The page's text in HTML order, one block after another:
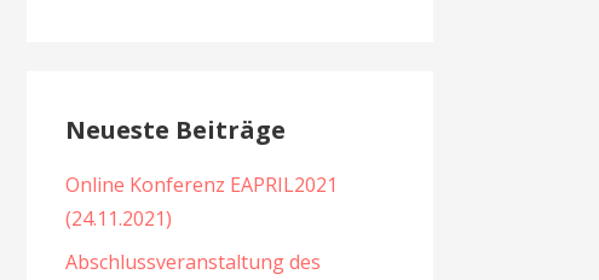
Neueste Beiträge
Online Konferenz EAPRIL2021
(24.11.2021)
Abschlussveranstaltung des